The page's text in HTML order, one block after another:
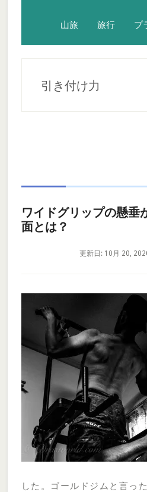
山旅 旅行 プ
引き付け力
ワイドグリップの懸垂
面とは？
更新日: 10月 20,
した。ゴールドジムと言っ